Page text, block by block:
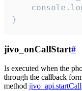
}
jivo_onCallStart#
Is executed when the
through the callback
method